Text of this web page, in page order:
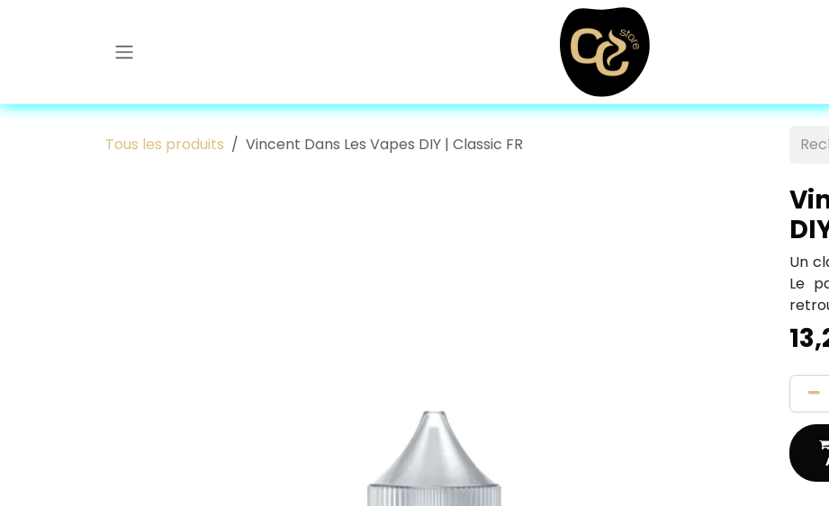
Tous les produits Vincent Dans Les Vapes DIY | Classic FR
Un
Le